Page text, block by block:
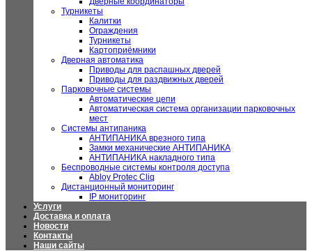
Турникеты
Калитки
Ограждения
Турникеты
Картоприёмники
Дверная автоматика
Приводы для распашных дверей
Приводы для раздвижных дверей
Парковочные системы
Автоматические цепи
Автоматическая система организации парковочных
мест
Системы антипаника
АНТИПАНИКА врезного типа
Замки механические АНТИПАНИКА
АНТИПАНИКА накладного типа
Беспроводные системы контроля доступа
Abloy Protec Cliq
Дистанционный мониторинг
IP мониторинг
Услуги
Доставка и оплата
Новости
Контакты
Наши сайты